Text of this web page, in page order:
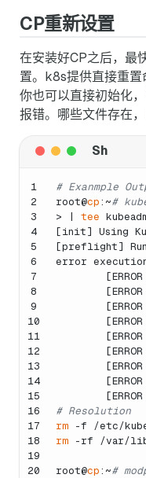
CP重新设置
在安装好CP之后，最
置。k8s提供直接重置
你也可以直接初始化
报错。哪些文件存在
1
2
3
4
5
6
7
8
9
10
11
12
13
14
15
16
17
18
19
20
# Exanmple
root@cp :~#
> | tee
[init] Using
[preflight]
error
[ERROR
[ERROR
[ERROR
[ERROR
[ERROR
# Resolution
rm -f /etc/
rm -rf /var/
root@cp :~#